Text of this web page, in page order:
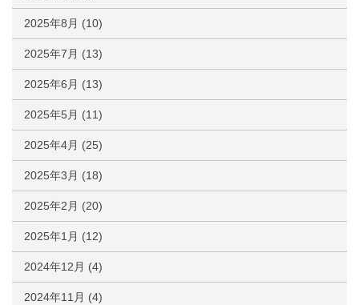
2025年8月 (10)
2025年7月 (13)
2025年6月 (13)
2025年5月 (11)
2025年4月 (25)
2025年3月 (18)
2025年2月 (20)
2025年1月 (12)
2024年12月 (4)
2024年11月 (4)